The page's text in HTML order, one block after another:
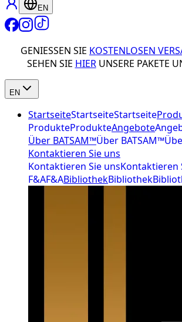
EN
GENIESSEN SIE KOSTENLOSEN
SEHEN SIE HIERUNSERE PAKETE
EN
StartseiteStartseiteStartseite
ProdukteProdukteAngebote
Über BATSAM™Über BATSAM™
Kontaktieren Sie uns
Kontaktieren Sie unsKontaktieren
F&AF&ABibliothekBibliothek